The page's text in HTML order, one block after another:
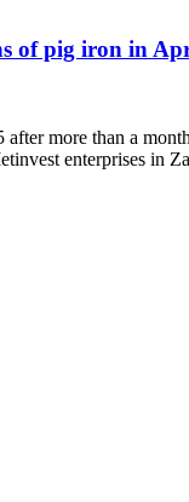
of pig iron in
more than a
enterprises in